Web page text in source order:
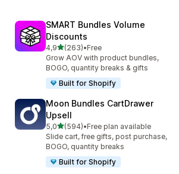
SMART Bundles Volume
Discounts
4,9de 5 estrelas
(263)
263 total de avaliações
•Free
Grow AOV with product bundles,
BOGO, quantity breaks & gifts
Built for Shopify
Moon Bundles CartDrawer
Upsell
5,0de 5 estrelas
(594)
594 total de avaliações
•Free plan available
Slide cart, free gifts, post purchase,
BOGO, quantity breaks
Built for Shopify